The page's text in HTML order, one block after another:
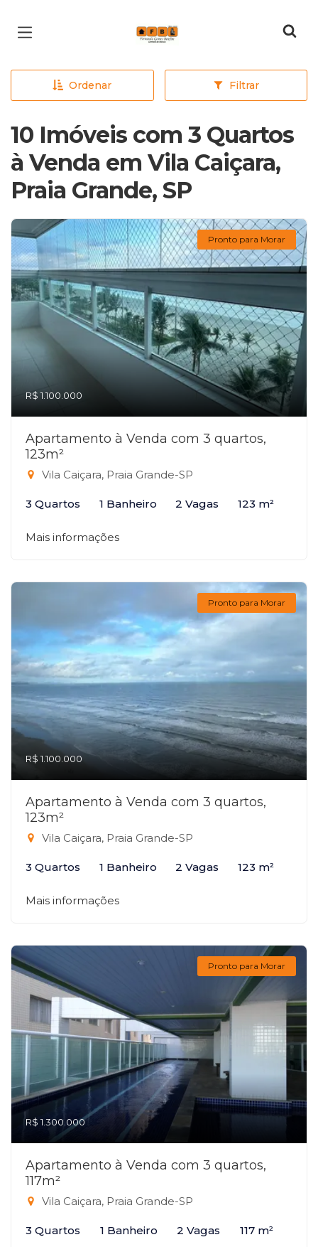
Página inicial
Ordenar Filtrar
10 Imóveis com 3 Quartos
à Venda em Vila Caiçara,
Praia Grande, SP
Pronto para Morar
R$ 1.100.000
Apartamento à Venda com 3 quartos,
123m²
Vila Caiçara, Praia Grande-SP
3 Quartos 1 Banheiro 2 Vagas 123 m²
Mais informações
Pronto para Morar
R$ 1.100.000
Apartamento à Venda com 3 quartos,
123m²
Vila Caiçara, Praia Grande-SP
3 Quartos 1 Banheiro 2 Vagas 123 m²
Mais informações
Pronto para Morar
R$ 1.300.000
Apartamento à Venda com 3 quartos,
117m²
Vila Caiçara, Praia Grande-SP
3 Quartos 1 Banheiro 2 Vagas 117 m²